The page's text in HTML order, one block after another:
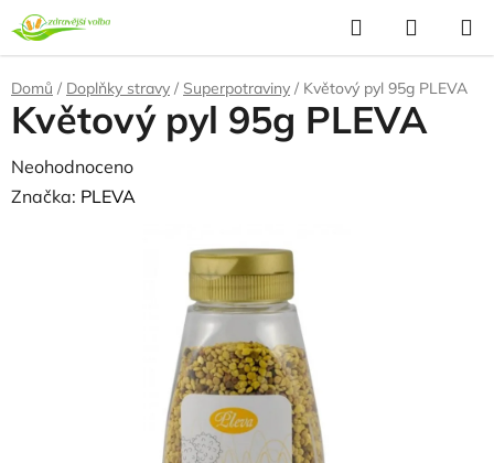
Přejít
na
obsah
Hledat
KOŠÍK
Domů / Doplňky stravy / Superpotraviny / Květový pyl 95g PLEVA
Květový pyl 95g PLEVA
Průměrné
hodnocení
Neohodnoceno
Značka: PLEVA